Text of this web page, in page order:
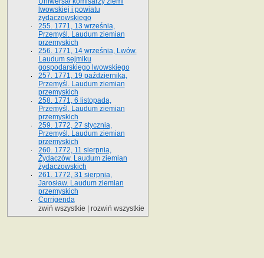
lwowskiej i powiatu
żydaczowskiego
255. 1771, 13 września,
Przemyśl. Laudum ziemian
przemyskich
256. 1771, 14 września, Lwów.
Laudum sejmiku
gospodarskiego lwowskiego
257. 1771, 19 października,
Przemyśl. Laudum ziemian
przemyskich
258. 1771, 6 listopada,
Przemyśl. Laudum ziemian
przemyskich
259. 1772, 27 stycznia,
Przemyśl. Laudum ziemian
przemyskich
260. 1772, 11 sierpnia,
Żydaczów. Laudum ziemian
żydaczowskich
261. 1772, 31 sierpnia,
Jarosław. Laudum ziemian
przemyskich
Corrigenda
zwiń wszystkie
rozwiń wszystkie